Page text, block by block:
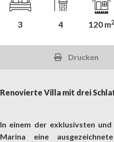
3 4 120 m2
Drucken
Renovierte Villa mit drei
In einem der exklusivsten
Marina eine